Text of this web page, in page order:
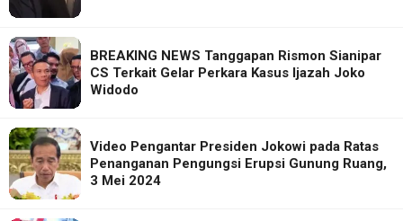
BREAKING NEWS Tanggapan Rismon Sianipar
CS Terkait Gelar Perkara Kasus Ijazah Joko
Widodo
Video Pengantar Presiden Jokowi pada Ratas
Penanganan Pengungsi Erupsi Gunung Ruang,
3 Mei 2024